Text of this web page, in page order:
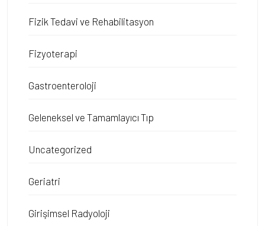
Fizik Tedavi ve Rehabilitasyon
Fizyoterapi
Gastroenteroloji
Geleneksel ve Tamamlayıcı Tıp
Uncategorized
Geriatri
Girişimsel Radyoloji